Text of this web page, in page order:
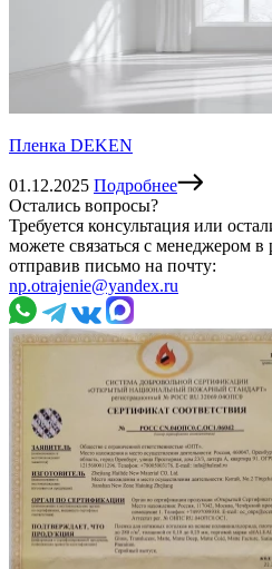
Пленка DEKEN
01.12.2025 Подробнее
Остались вопросы?
Требуется консультация или
можете связаться с менеджером в
отправив письмо на почту:
np.otrajenie@yandex.ru